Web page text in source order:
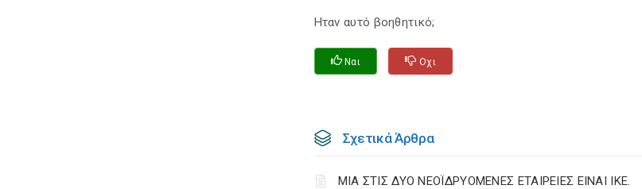
Ηταν αυτό βοηθητικό;
Ναι Οχι
Σχετικά Άρθρα
ΜΙΑ ΣΤΙΣ ΔΥΟ ΝΕΟΪΔΡΥΟΜΕΝΕΣ ΕΤΑΙΡΕΙΕΣ ΕΙΝΑΙ ΙΚΕ.